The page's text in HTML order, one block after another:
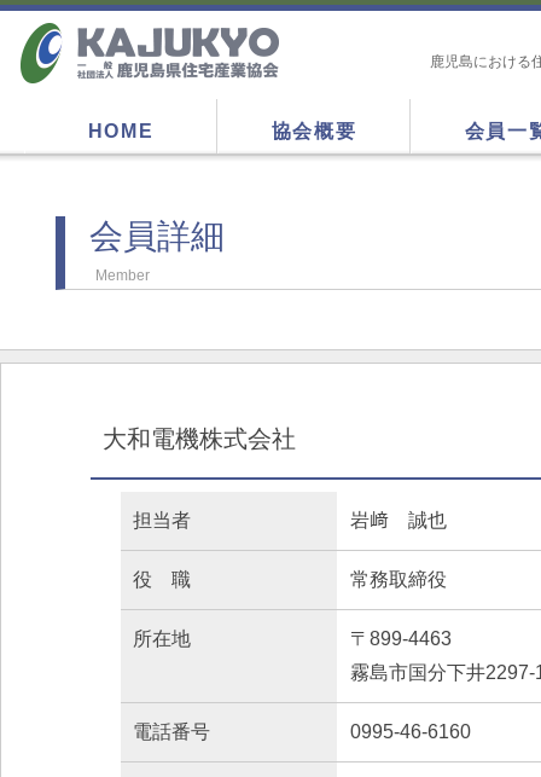
鹿児島における
HOME 協会概要 会員一
会員詳細
Member
大和電機株式会社
担当者 岩﨑 誠也
役 職 常務取締役
所在地
〒899-4463
霧島市国分下井2297-
電話番号 0995-46-6160